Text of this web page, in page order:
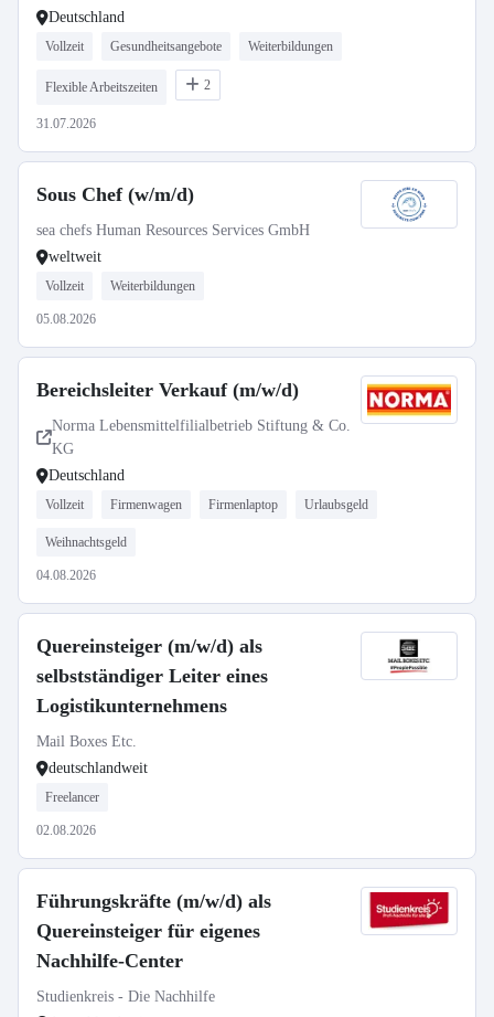
Deutschland
Vollzeit Gesundheitsangebote Weiterbildungen
Flexible Arbeitszeiten 2
31.07.2026
Sous Chef (w/m/d)
sea chefs Human Resources Services GmbH
weltweit
Vollzeit Weiterbildungen
05.08.2026
Bereichsleiter Verkauf (m/w/d)
Norma Lebensmittelfilialbetrieb Stiftung & Co.
KG
Deutschland
Vollzeit Firmenwagen Firmenlaptop Urlaubsgeld
Weihnachtsgeld
04.08.2026
Quereinsteiger (m/w/d) als
selbstständiger Leiter eines
Logistikunternehmens
Mail Boxes Etc.
deutschlandweit
Freelancer
02.08.2026
Führungskräfte (m/w/d) als
Quereinsteiger für eigenes
Nachhilfe-Center
Studienkreis - Die Nachhilfe